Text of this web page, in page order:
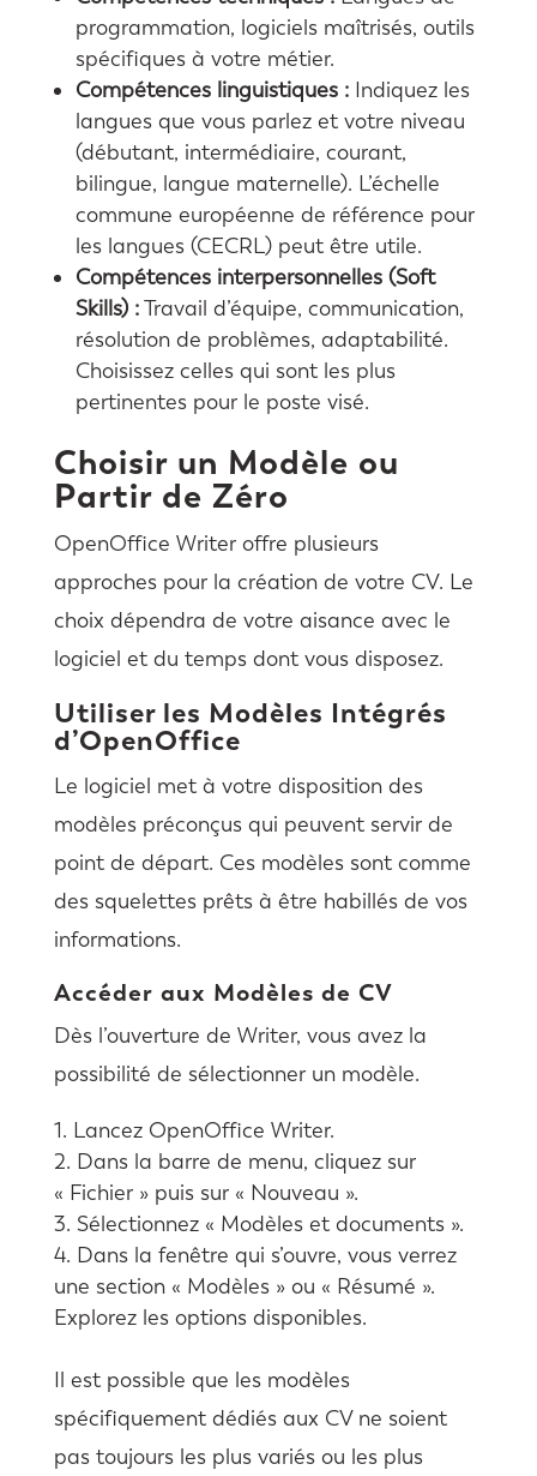
programmation, logiciels maîtrisés, outils
spécifiques à votre métier.
Compétences linguistiques :Indiquez les
langues que vous parlez et votre niveau
(débutant, intermédiaire, courant,
bilingue, langue maternelle). L’échelle
commune européenne de référence pour
les langues (CECRL) peut être utile.
Compétences interpersonnelles (Soft
Skills) :Travail d’équipe, communication,
résolution de problèmes, adaptabilité.
Choisissez celles qui sont les plus
pertinentes pour le poste visé.
Choisir un Modèle ou
Partir de Zéro
OpenOffice Writer offre plusieurs
approches pour la création de votre CV. Le
choix dépendra de votre aisance avec le
logiciel et du temps dont vous disposez.
Utiliser les Modèles Intégrés
d’OpenOffice
Le logiciel met à votre disposition des
modèles préconçus qui peuvent servir de
point de départ. Ces modèles sont comme
des squelettes prêts à être habillés de vos
informations.
Accéder aux Modèles de CV
Dès l’ouverture de Writer, vous avez la
possibilité de sélectionner un modèle.
Lancez OpenOffice Writer.
Dans la barre de menu, cliquez sur
« Fichier » puis sur « Nouveau ».
Sélectionnez « Modèles et documents ».
Dans la fenêtre qui s’ouvre, vous verrez
une section « Modèles » ou « Résumé ».
Explorez les options disponibles.
Il est possible que les modèles
spécifiquement dédiés aux CV ne soient
pas toujours les plus variés ou les plus